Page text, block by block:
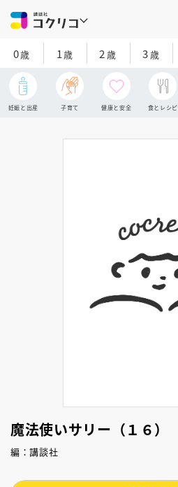
0歳 1歳 2 歳 3歳
妊娠と出産 子育て 健康と安全 食とレシピ
魔法使いサリー（１６）
編：講談社